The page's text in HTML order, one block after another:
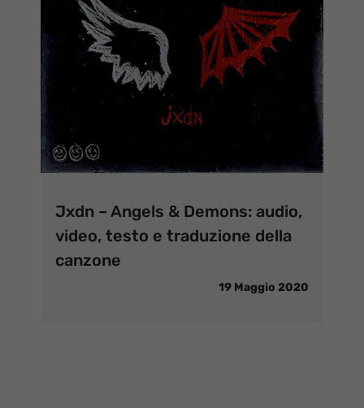
Jxdn – Angels & Demons: audio,
video, testo e traduzione della
canzone
19 Maggio 2020